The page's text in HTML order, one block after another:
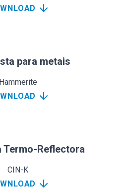
para metais
Hammerite
Termo-Reflectora
CIN-K